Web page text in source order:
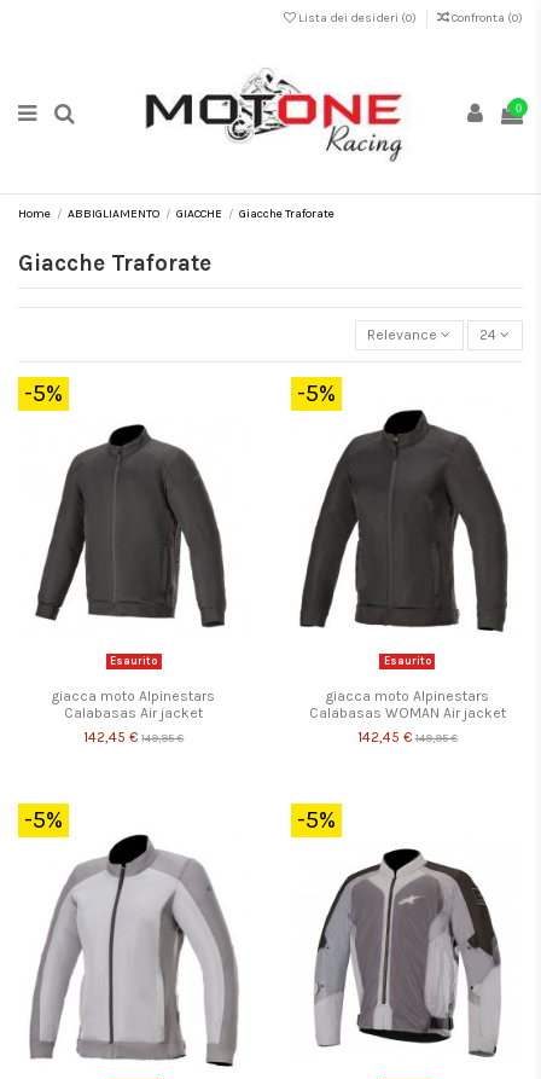
Lista dei desideri (0) Confronta (0)
0
Home ABBIGLIAMENTO GIACCHE Giacche Traforate
Giacche Traforate
Relevance 24
-5%
Esaurito
giacca moto Alpinestars
Calabasas Air jacket
142,45 € 149,95 €
-5%
Esaurito
giacca moto Alpinestars
Calabasas WOMAN Air jacket
142,45 € 149,95 €
-5% -5%